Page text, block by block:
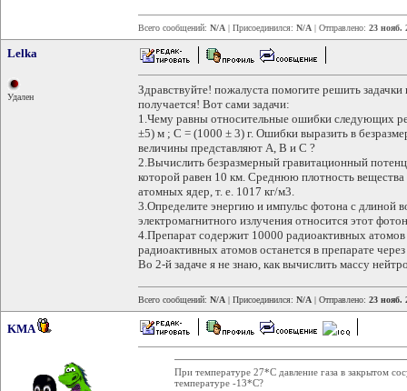
Всего сообщений: N/A | Присоединился: N/A | Отправлено: 23 нояб.
Lelka
Удален
Здравствуйте! пожалуста помогите решить
получается! Вот сами задачи:
1.Чему равны относительные ошибки следующих
±5) м ; С = (1000 ± 3) г. Ошибки выразить в
величины представляют А, В и С ?
2.Вычислить безразмерный гравитационный
которой равен 10 км. Среднюю плотность
атомных ядер, т. е. 1017 кг/м3.
3.Определите энергию и импульс фотона с длиной
электромагнитного излучения относится этот
4.Препарат содержит 10000 радиоактивных
радиоактивных атомов останется в препарате
Во 2-й задаче я не знаю, как вычислить массу
Всего сообщений: N/A | Присоединился: N/A | Отправлено: 23 нояб.
KMA
При температуре 27*С давление газа в закрытом
температуре -13*С?